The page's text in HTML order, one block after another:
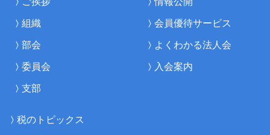
組織
部会
委員会
支部
会員優待サービス
よくわかる法人会
入会案内
税のトピックス